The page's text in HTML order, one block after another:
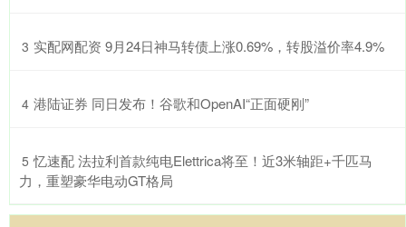
3 ​实配网配资 9月24日神马转债上涨0.69%，转股溢价率4.9%
4 ​港陆证券 同日发布！谷歌和OpenAI“正面硬刚”
5 ​忆速配 法拉利首款纯电Elettrica将至！近3米轴距+千匹马
力，重塑豪华电动GT格局